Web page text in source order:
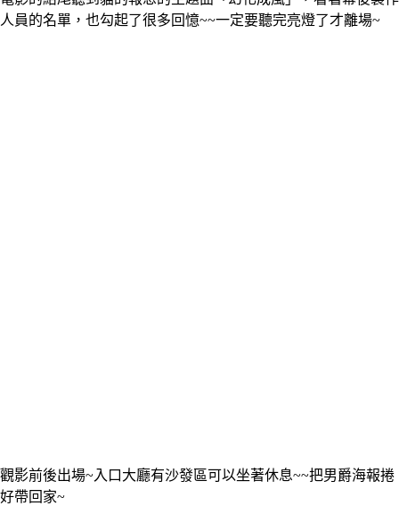
人員的名單，也勾起了很多回憶~~一定要聽完亮燈了才離場~
觀影前後出場~入口大廳有沙發區可以坐著休息~~把男爵海報捲
好帶回家~